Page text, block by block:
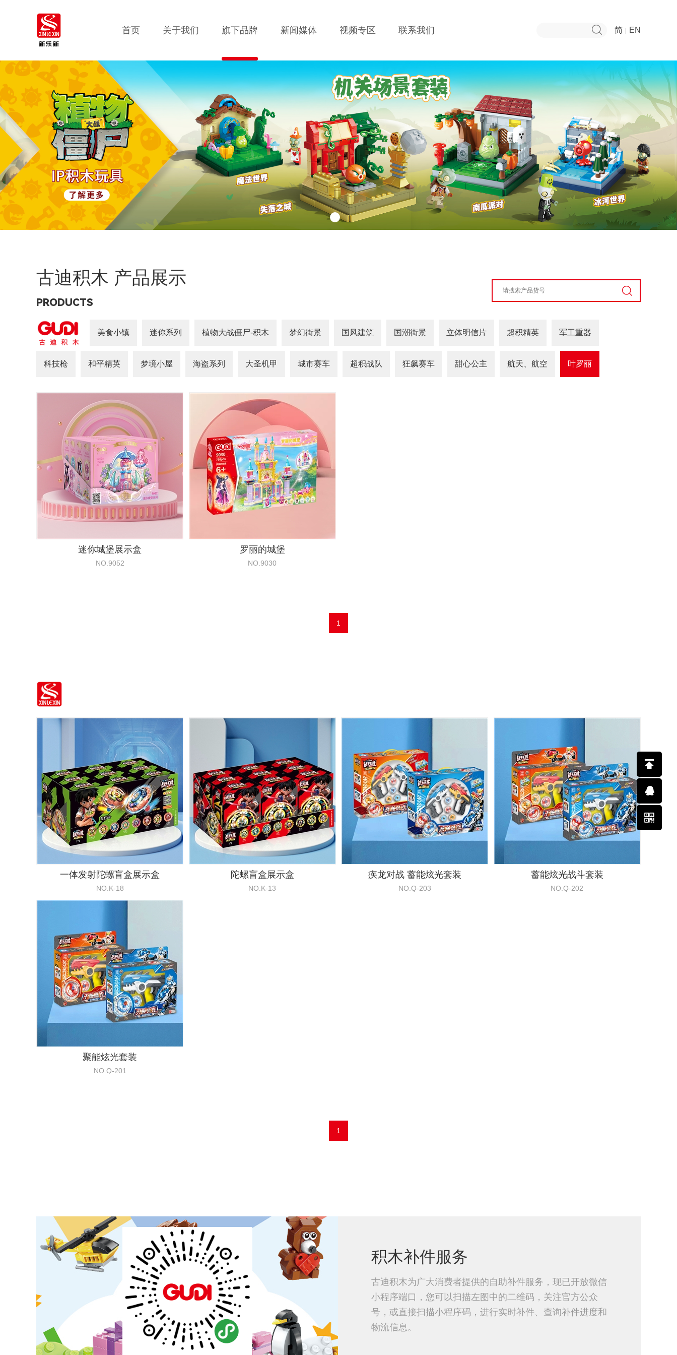
首页 关于我们 旗下品牌 新闻媒体 视频专区 联系我们 简 EN
古迪积木 产品展示
PRODUCTS
美食小镇 迷你系列 植物大战僵尸-积木 梦幻街景 国风建筑 国潮街景 立体明信片 超积精英 军工重器
科技枪 和平精英 梦境小屋 海盗系列 大圣机甲 城市赛车 超积战队 狂飙赛车 甜心公主 航天、航空 叶罗丽
迷你城堡展示盒
NO.9052
罗丽的城堡
NO.9030
1
一体发射陀螺盲盒展示盒
NO.K-18
陀螺盲盒展示盒
NO.K-13
疾龙对战 蓄能炫光套装
NO.Q-203
蓄能炫光战斗套装
NO.Q-202
聚能炫光套装
NO.Q-201
1
积木补件服务
古迪积木为广大消费者提供的自助补件服务，现已开放微信
小程序端口，您可以扫描左图中的二维码，关注官方公众
号，或直接扫描小程序码，进行实时补件、查询补件进度和
物流信息。